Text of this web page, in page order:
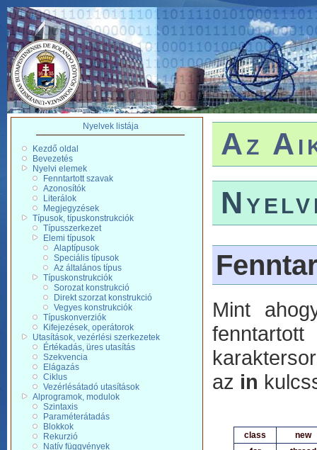
Nyelvek listája
Kezdő oldal
Bevezetés
Nyelvi elemek
Fenntartott szavak
Azonosítók
Literálok
Megjegyzések
Típusok, típuskonstrukciók
Típusszerkezet
Elemi típusok
Alaptípusok
Speciális típusok
Az általános típus
Típuskonstrukciók
Sorozat konstrukció
Direkt szorzat konstrukció
Vegyes konstrukciók
Típuskonverziók
Kifejezések, operátorok
Utasítások, vezérlési szerkezetek
Értékadás, üres utasítás
Szekvencia
Elágazás
Ciklus
Vezérlésátadó utasítások
Alprogramok, modulok
Szintaxis
Paraméterátadás
Blokkok
Rekurzió
Natív függvények
Az
Mint
az in
class
new